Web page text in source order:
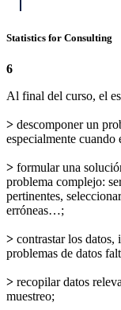
Statistics for Consulting
6
Al final del curso, el
> descomponer un
especialmente
> formular una
problema complejo:
pertinentes,
erróneas…;
> contrastar los
problemas de datos
> recopilar datos
muestreo;